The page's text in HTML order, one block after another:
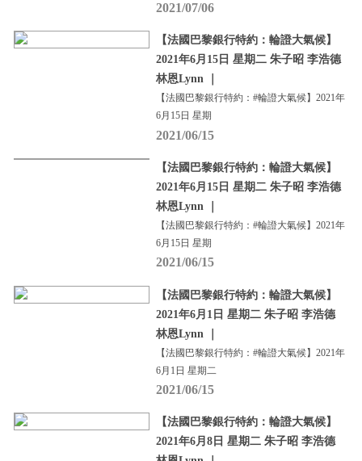
2021/07/06
【法國巴黎銀行特約：輪證大氣候】
2021年6月15日 星期二 朱子昭 李浩德
林恩Lynn ｜
【法國巴黎銀行特約：#輪證大氣候】2021年
6月15日 星期
2021/06/15
【法國巴黎銀行特約：輪證大氣候】
2021年6月15日 星期二 朱子昭 李浩德
林恩Lynn ｜
【法國巴黎銀行特約：#輪證大氣候】2021年
6月15日 星期
2021/06/15
【法國巴黎銀行特約：輪證大氣候】
2021年6月1日 星期二 朱子昭 李浩德
林恩Lynn ｜
【法國巴黎銀行特約：#輪證大氣候】2021年
6月1日 星期二
2021/06/15
【法國巴黎銀行特約：輪證大氣候】
2021年6月8日 星期二 朱子昭 李浩德